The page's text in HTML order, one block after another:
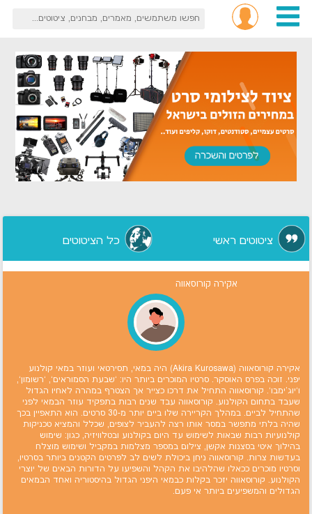
ציטוטים ראשי כל הציטוטים
אקירה קורוסאווה
אקירה קורוסאווה (Akira Kurosawa) היה במאי, תסירטאי ועוזר במאי קולנוע
יפני. זוכה בפרס האוסקר. סרטיו המוכרים ביותר היו: `שבעת הסמוראים`, `רשומון`,
ו`יוג'ימבו`. קורוסאווה התחיל את דרכו כצייר אך הצטרף במהרה לאחיו הגדול
שעבד בתחום הקולנוע. קורוסאווה עבד שנים רבות בתפקיד עוזר הבמאי לפני
שהתחיל לביים. במהלך הקריירה שלו ביים יותר מ-30 סרטים. הוא התאפיין בכך
שהיה בלתי מתפשר במסר אותו רצה להעביר לצופים, שכלל והמציא טכניקות
קולנועיות רבות שבאות לשימוש עד היום בקולנוע ובטלוויזיה, כגון: שימוש
בהילוך איטי בסצנות אקשן, צילום במספר מצלמות במקביל ושימוש מוצלח
בעדשות צרות. קורוסאווה ניחן ביכולת לשים לב לפרטים הקטנים ביותר בסרטיו,
וסרטיו מוכרים ככאלו שהלהיבו את הקהל והשפיעו על הדורות הבאים של יוצרי
הקולנוע. קורוסאווה יזכר בקלות כבמאי היפני הגדול בהיסטוריה ואחד הבמאים
הגדולים והמשפיעים ביותר אי פעם.